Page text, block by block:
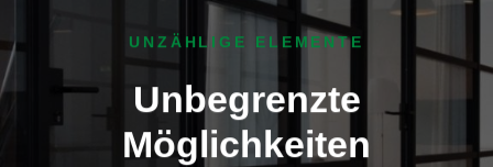
UNZÄHLIGE ELEMENTE
Unbegrenzte
Möglichkeiten